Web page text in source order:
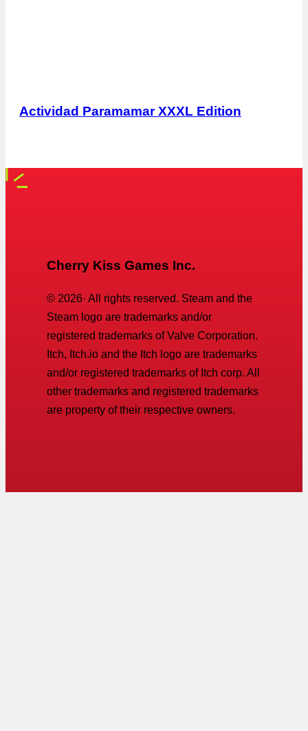
Actividad Paramamar XXXL Edition
Cherry Kiss Games Inc.
© 2026· All rights reserved. Steam and the
Steam logo are trademarks and/or
registered trademarks of Valve Corporation.
Itch, Itch.io and the Itch logo are trademarks
and/or registered trademarks of Itch corp. All
other trademarks and registered trademarks
are property of their respective owners.